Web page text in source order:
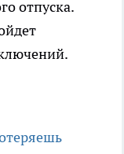
отпуска.